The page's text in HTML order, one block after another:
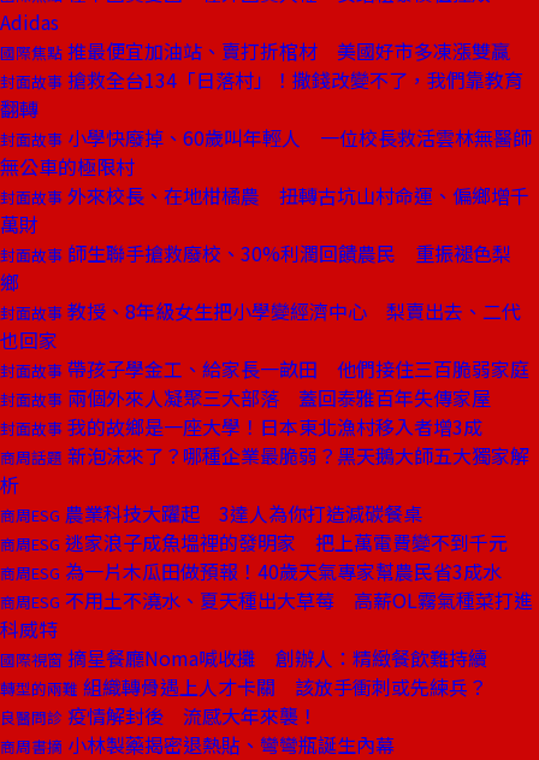
Adidas
國際焦點 推最便宜加油站、賣打折棺材 美國好市多凍漲雙贏
封面故事 搶救全台134「日落村」！撒錢改變不了，我們靠教育
翻轉
封面故事 小學快廢掉、60歲叫年輕人 一位校長救活雲林無醫師
無公車的極限村
封面故事 外來校長、在地柑橘農 扭轉古坑山村命運、偏鄉增千
萬財
封面故事 師生聯手搶救廢校、30%利潤回饋農民 重振褪色梨
鄉
封面故事 教授、8年級女生把小學變經濟中心 梨賣出去、二代
也回家
封面故事 帶孩子學金工、給家長一畝田 他們接住三百脆弱家庭
封面故事 兩個外來人凝聚三大部落 蓋回泰雅百年失傳家屋
封面故事 我的故鄉是一座大學！日本東北漁村移入者增3成
商周話題 新泡沫來了？哪種企業最脆弱？黑天鵝大師五大獨家解
析
商周ESG 農業科技大躍起 3達人為你打造減碳餐桌
商周ESG 逃家浪子成魚塭裡的發明家 把上萬電費變不到千元
商周ESG 為一片木瓜田做預報！40歲天氣專家幫農民省3成水
商周ESG 不用土不澆水、夏天種出大草莓 高薪OL霧氣種菜打進
科威特
國際視窗 摘星餐廳Noma喊收攤 創辦人：精緻餐飲難持續
轉型的兩難 組織轉骨遇上人才卡關 該放手衝刺或先練兵？
良醫問診 疫情解封後 流感大年來襲！
商周書摘 小林製藥揭密退熱貼、彎彎瓶誕生內幕